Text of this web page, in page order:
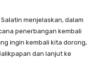
menjelaskan, dalam
penerbangan kembali
ingin kembali kita dorong,
dan lanjut ke